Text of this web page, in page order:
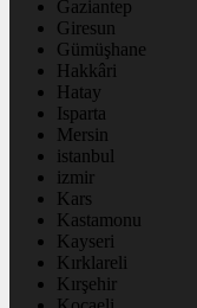
Gaziantep
Giresun
Gümüşhane
Hakkâri
Hatay
Isparta
Mersin
istanbul
izmir
Kars
Kastamonu
Kayseri
Kırklareli
Kırşehir